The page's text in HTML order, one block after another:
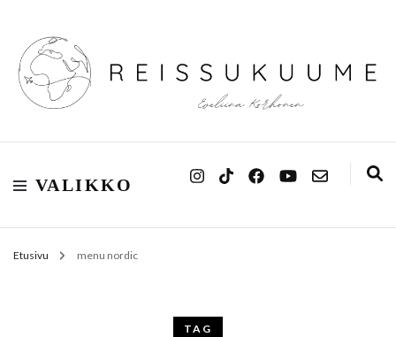
Reissukuume
VALIKKO
Etusivu menu nordic
TAG